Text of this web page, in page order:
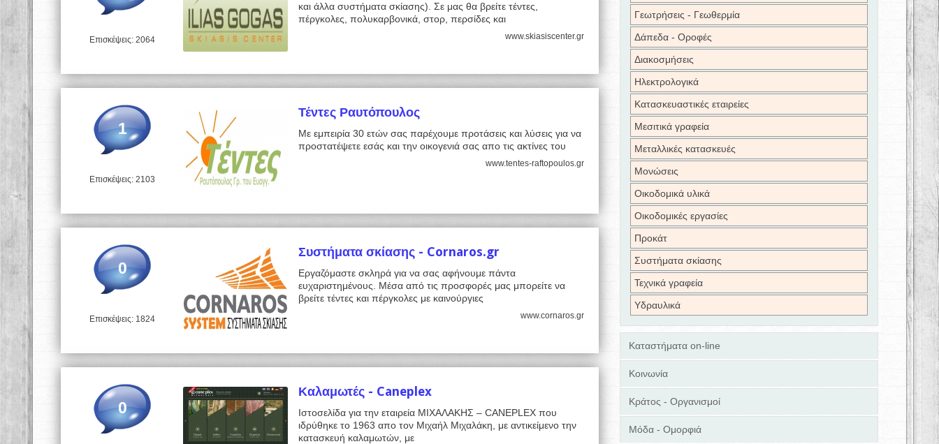
Επισκέψεις: 2064
και άλλα συστήματα σκίασης). Σε μας θα βρείτε τέντες,
πέργκολες, πολυκαρβονικά, στορ, περσίδες και
www.skiasiscenter.gr
1
Επισκέψεις: 2103
Τέντες Ραυτόπουλος
Με εμπειρία 30 ετών σας παρέχουμε προτάσεις και λύσεις για να
προστατέψετε εσάς και την οικογενιά σας απο τις ακτίνες του
www.tentes-raftopoulos.gr
0
Επισκέψεις: 1824
Συστήματα σκίασης - Cornaros.gr
Εργαζόμαστε σκληρά για να σας αφήνουμε πάντα
ευχαριστημένους. Μέσα από τις προσφορές μας μπορείτε να
βρείτε τέντες και πέργκολες με καινούργιες
www.cornaros.gr
0
Καλαμωτές - Caneplex
Ιστοσελίδα για την εταιρεία ΜΙΧΑΛΑΚΗΣ – CANEPLEX που
ιδρύθηκε το 1963 απο τον Μιχαήλ Μιχαλάκη, με αντικείμενο την
κατασκευή καλαμωτών, με
Γεωτρήσεις - Γεωθερμία
Δάπεδα - Οροφές
Διακοσμήσεις
Ηλεκτρολογικά
Κατασκευαστικές εταιρείες
Μεσιτικά γραφεία
Μεταλλικές κατασκευές
Μονώσεις
Οικοδομικά υλικά
Οικοδομικές εργασίες
Προκάτ
Συστήματα σκίασης
Τεχνικά γραφεία
Υδραυλικά
Καταστήματα on-line
Κοινωνία
Κράτος - Οργανισμοί
Μόδα - Ομορφιά